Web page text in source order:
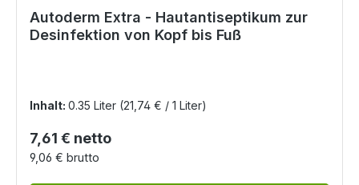
Autoderm Extra - Hautantiseptikum zur
Desinfektion von Kopf bis Fuß
Inhalt: 0.35 Liter (21,74 € / 1 Liter)
Regulärer Preis:
7,61 € netto
9,06 € brutto